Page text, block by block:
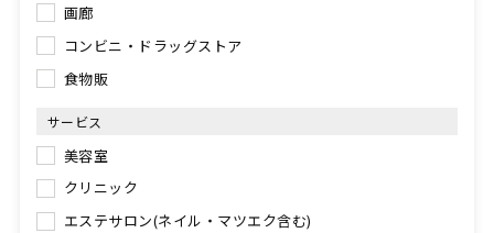
画廊
コンビニ・ドラッグストア
食物販
サービス
美容室
クリニック
エステサロン(ネイル・マツエク含む)